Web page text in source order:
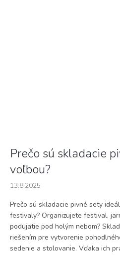
Prečo sú skladacie
voľbou?
13.8.2025
Prečo sú skladacie pivné sety
festivaly? Organizujete festival,
podujatie pod holým nebom?
riešením pre vytvorenie
sedenie a stolovanie. Vďaka ich